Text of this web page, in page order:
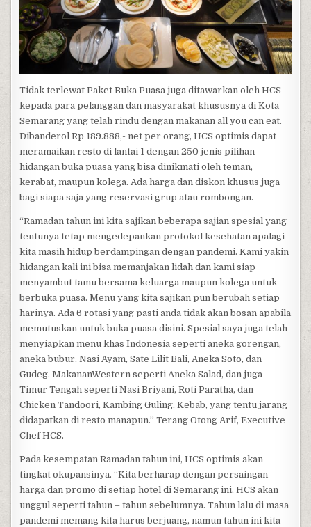
Tidak terlewat Paket Buka Puasa juga ditawarkan oleh HCS
kepada para pelanggan dan masyarakat khususnya di Kota
Semarang yang telah rindu dengan makanan all you can eat.
Dibanderol Rp 189.888,- net per orang, HCS optimis dapat
meramaikan resto di lantai 1 dengan 250 jenis pilihan
hidangan buka puasa yang bisa dinikmati oleh teman,
kerabat, maupun kolega. Ada harga dan diskon khusus juga
bagi siapa saja yang reservasi grup atau rombongan.
“Ramadan tahun ini kita sajikan beberapa sajian spesial yang
tentunya tetap mengedepankan protokol kesehatan apalagi
kita masih hidup berdampingan dengan pandemi. Kami yakin
hidangan kali ini bisa memanjakan lidah dan kami siap
menyambut tamu bersama keluarga maupun kolega untuk
berbuka puasa. Menu yang kita sajikan pun berubah setiap
harinya. Ada 6 rotasi yang pasti anda tidak akan bosan apabila
memutuskan untuk buka puasa disini. Spesial saya juga telah
menyiapkan menu khas Indonesia seperti aneka gorengan,
aneka bubur, Nasi Ayam, Sate Lilit Bali, Aneka Soto, dan
Gudeg. MakananWestern seperti Aneka Salad, dan juga
Timur Tengah seperti Nasi Briyani, Roti Paratha, dan
Chicken Tandoori, Kambing Guling, Kebab, yang tentu jarang
didapatkan di resto manapun.” Terang Otong Arif, Executive
Chef HCS.
Pada kesempatan Ramadan tahun ini, HCS optimis akan
tingkat okupansinya. “Kita berharap dengan persaingan
harga dan promo di setiap hotel di Semarang ini, HCS akan
unggul seperti tahun – tahun sebelumnya. Tahun lalu di masa
pandemi memang kita harus berjuang, namun tahun ini kita